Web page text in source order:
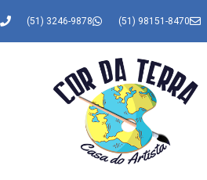
(51) 3246-9878 (51) 98151-8470